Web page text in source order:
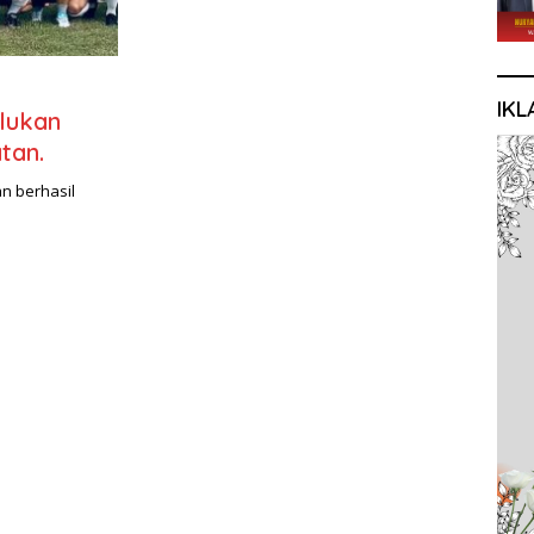
berhasil